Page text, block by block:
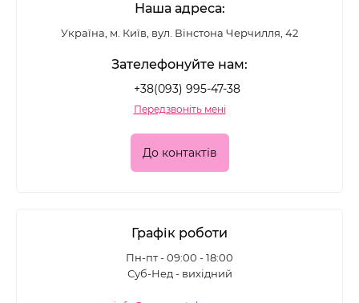
Наша адреса:
Україна, м. Київ, вул. Вінстона Черчилля, 42
Зателефонуйте нам:
+38(093) 995-47-38
Передзвоніть мені
До контактів
Графік роботи
Пн-пт - 09:00 - 18:00
Суб-Нед - вихідний